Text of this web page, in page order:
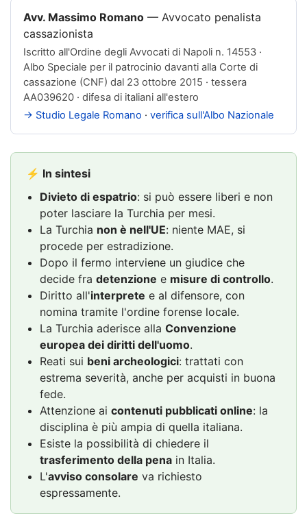
Avv. Massimo Romano — Avvocato penalista
cassazionista
Iscritto all'Ordine degli Avvocati di Napoli n. 14553 ·
Albo Speciale per il patrocinio davanti alla Corte di
cassazione (CNF) dal 23 ottobre 2015 · tessera
AA039620 · difesa di italiani all'estero
→ Studio Legale Romano · verifica sull'Albo Nazionale
⚡ In sintesi
Divieto di espatrio: si può essere liberi e non
poter lasciare la Turchia per mesi.
La Turchia non è nell'UE: niente MAE, si
procede per estradizione.
Dopo il fermo interviene un giudice che
decide fra detenzione e misure di controllo.
Diritto all'interprete e al difensore, con
nomina tramite l'ordine forense locale.
La Turchia aderisce alla Convenzione
europea dei diritti dell'uomo.
Reati sui beni archeologici: trattati con
estrema severità, anche per acquisti in buona
fede.
Attenzione ai contenuti pubblicati online: la
disciplina è più ampia di quella italiana.
Esiste la possibilità di chiedere il
trasferimento della pena in Italia.
L'avviso consolare va richiesto
espressamente.